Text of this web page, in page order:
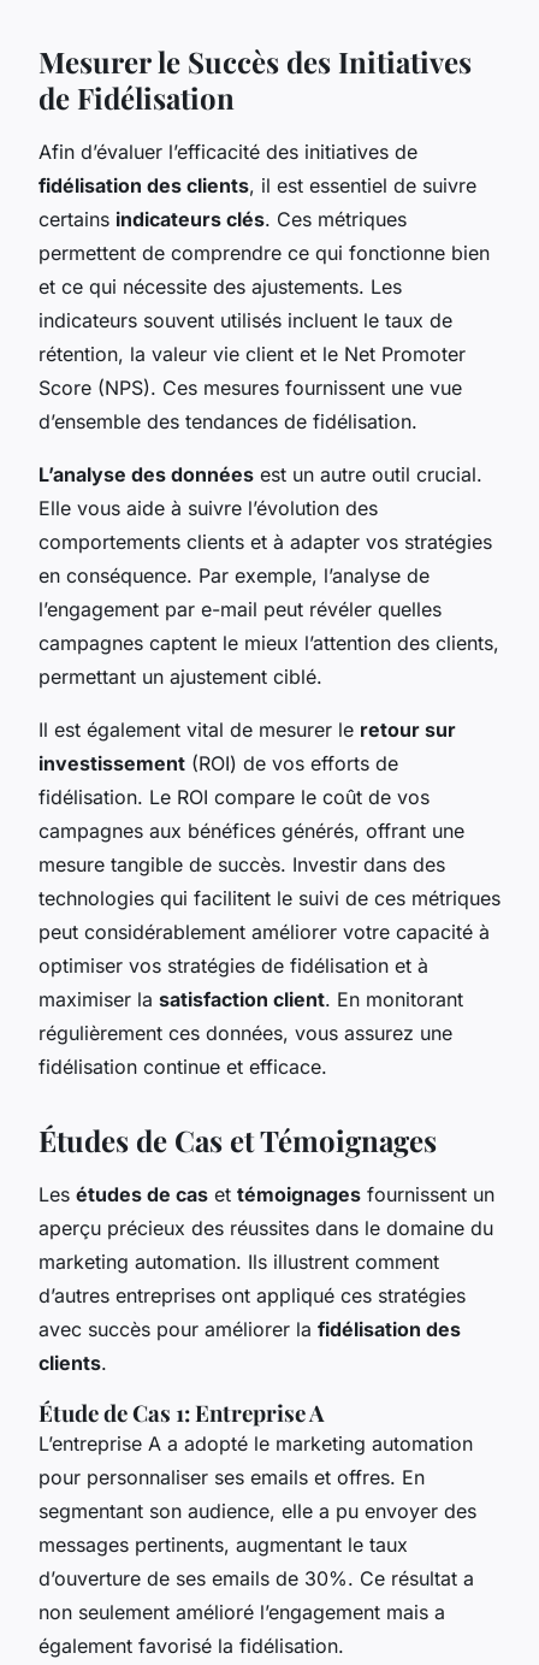
Mesurer le Succès des Initiatives
de Fidélisation
Afin d’évaluer l’efficacité des initiatives de
fidélisation des clients, il est essentiel de suivre
certains indicateurs clés. Ces métriques
permettent de comprendre ce qui fonctionne bien
et ce qui nécessite des ajustements. Les
indicateurs souvent utilisés incluent le taux de
rétention, la valeur vie client et le Net Promoter
Score (NPS). Ces mesures fournissent une vue
d’ensemble des tendances de fidélisation.
L’analyse des données est un autre outil crucial.
Elle vous aide à suivre l’évolution des
comportements clients et à adapter vos stratégies
en conséquence. Par exemple, l’analyse de
l’engagement par e-mail peut révéler quelles
campagnes captent le mieux l’attention des clients,
permettant un ajustement ciblé.
Il est également vital de mesurer le retour sur
investissement (ROI) de vos efforts de
fidélisation. Le ROI compare le coût de vos
campagnes aux bénéfices générés, offrant une
mesure tangible de succès. Investir dans des
technologies qui facilitent le suivi de ces métriques
peut considérablement améliorer votre capacité à
optimiser vos stratégies de fidélisation et à
maximiser la satisfaction client. En monitorant
régulièrement ces données, vous assurez une
fidélisation continue et efficace.
Études de Cas et Témoignages
Les études de cas et témoignages fournissent un
aperçu précieux des réussites dans le domaine du
marketing automation. Ils illustrent comment
d’autres entreprises ont appliqué ces stratégies
avec succès pour améliorer la fidélisation des
clients.
Étude de Cas 1: Entreprise A
L’entreprise A a adopté le marketing automation
pour personnaliser ses emails et offres. En
segmentant son audience, elle a pu envoyer des
messages pertinents, augmentant le taux
d’ouverture de ses emails de 30%. Ce résultat a
non seulement amélioré l’engagement mais a
également favorisé la fidélisation.